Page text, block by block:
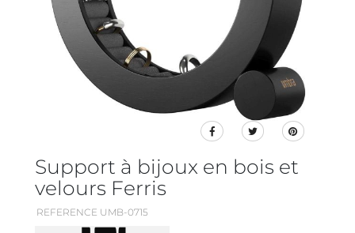
Support à bijoux en bois et
velours Ferris
REFERENCE UMB-0715